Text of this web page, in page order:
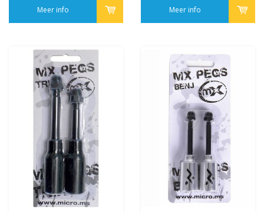
Meer info Meer info